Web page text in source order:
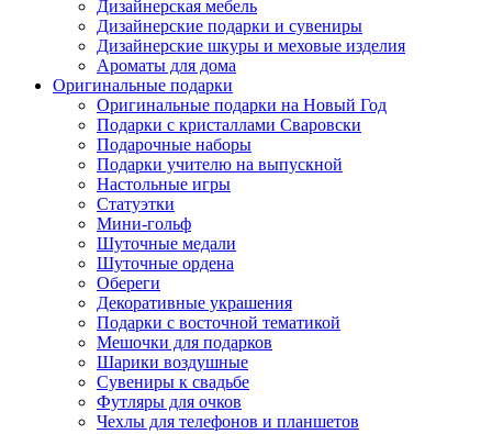
Дизайнерская мебель
Дизайнерские подарки и сувениры
Дизайнерские шкуры и меховые изделия
Ароматы для дома
Оригинальные подарки
Оригинальные подарки на Новый Год
Подарки с кристаллами Сваровски
Подарочные наборы
Подарки учителю на выпускной
Настольные игры
Статуэтки
Мини-гольф
Шуточные медали
Шуточные ордена
Обереги
Декоративные украшения
Подарки с восточной тематикой
Мешочки для подарков
Шарики воздушные
Сувениры к свадьбе
Футляры для очков
Чехлы для телефонов и планшетов